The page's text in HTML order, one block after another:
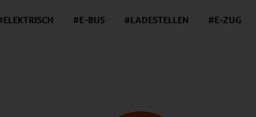
ELEKTRISCH E-BUS LADESTELLEN E-ZUG